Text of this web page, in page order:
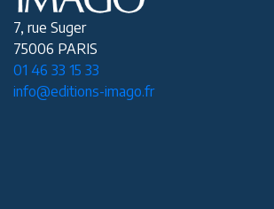
7, rue Suger
75006 PARIS
01 46 33 15 33
info@editions-imago.fr